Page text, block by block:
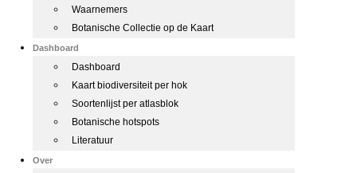
Waarnemers
Botanische Collectie op de Kaart
Dashboard
Dashboard
Kaart biodiversiteit per hok
Soortenlijst per atlasblok
Botanische hotspots
Literatuur
Over